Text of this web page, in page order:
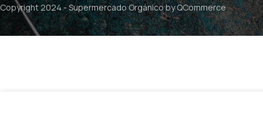
Copyright 2024 -Supermercado Orgánicoby QCommerce